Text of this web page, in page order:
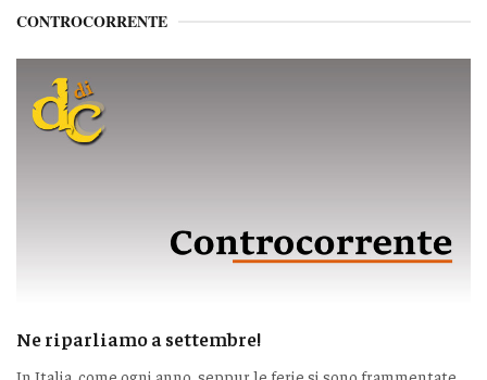
CONTROCORRENTE
Ne riparliamo a settembre!